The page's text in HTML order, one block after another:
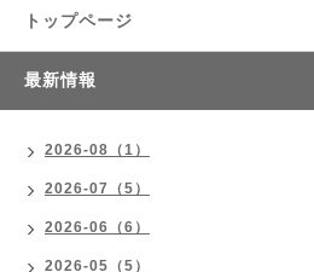
トップページ
最新情報
2026-08（1）
2026-07（5）
2026-06（6）
2026-05（5）